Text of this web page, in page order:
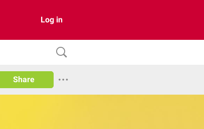
Log in
Share